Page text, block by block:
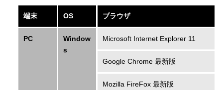
端末 OS ブラウザ
PC
Window
s
Microsoft Internet Explorer 11
Google Chrome 最新版
Mozilla FireFox 最新版